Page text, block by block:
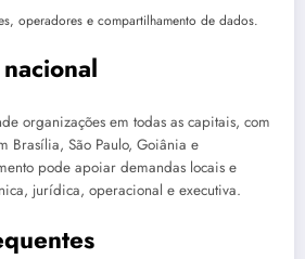
operadores e compartilhamento de dados.
organizações em todas as capitais, com
Brasília, São Paulo, Goiânia e
pode apoiar demandas locais e
jurídica, operacional e executiva.